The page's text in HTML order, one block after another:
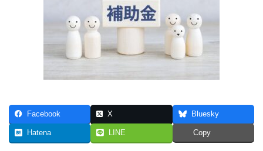
Facebook X Bluesky
Hatena LINE Copy